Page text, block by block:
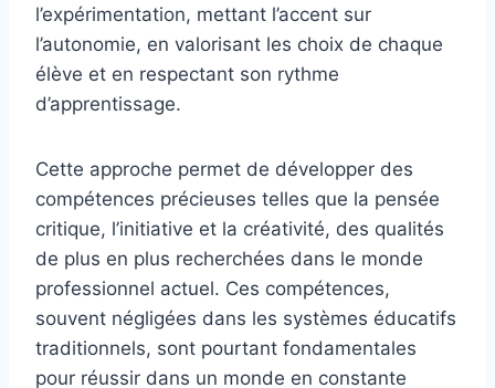
l’expérimentation, mettant l’accent sur
l’autonomie, en valorisant les choix de chaque
élève et en respectant son rythme
d’apprentissage.
Cette approche permet de développer des
compétences précieuses telles que la pensée
critique, l’initiative et la créativité, des qualités
de plus en plus recherchées dans le monde
professionnel actuel. Ces compétences,
souvent négligées dans les systèmes éducatifs
traditionnels, sont pourtant fondamentales
pour réussir dans un monde en constante